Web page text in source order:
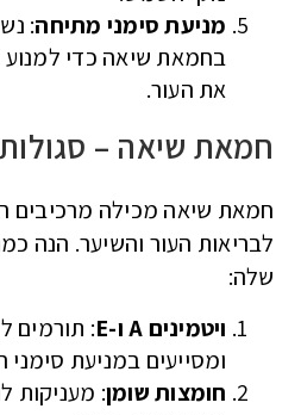
מניעת סימני מתיחה:
בחמאת שיאה כדי למנוע
את העור.
חמאת שיאה – סגולות
חמאת שיאה מכילה מרכיבים
לבריאות העור והשיער. הנה
שלה:
ויטמינים A ו-E
: תורמים
ומסייעים במניעת סימני
חומצות שומן: מעניקות